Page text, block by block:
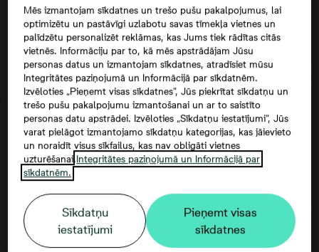
Согласие третьего лица
Mēs izmantojam sīkdatnes un trešo pušu pakalpojumus, lai
optimizētu un pastāvīgi uzlabotu savas tīmekļa vietnes un
palīdzētu personalizēt reklāmas, kas Jums tiek rādītas citās
vietnēs. Informāciju par to, kā mēs apstrādājam Jūsu
personas datus un izmantojam sīkdatnes, atradīsiet mūsu
Integritātes paziņojumā un Informācijā par sīkdatnēm.
Izvēloties „Pieņemt visas sīkdatnes”, Jūs piekrītat sīkdatņu un
trešo pušu pakalpojumu izmantošanai un ar to saistīto
personas datu apstrādei. Izvēloties „Sīkdatņu iestatījumi”, Jūs
varat pielāgot izmantojamo sīkdatņu kategorijas, kas jāievieto
un noraidīt visus sīkfailus, kas nav obligāti vietnes
uzturēšanai.Integritātes paziņojumā un Informācijā par
sīkdatnēm.
Sīkdatņu
iestatījumi
Pieņemt visas
sīkdatnes